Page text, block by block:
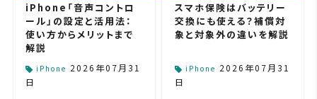
iPhone「音声コントロ
ール」の設定と活用法：
使い方からメリットまで
解説
iPhone 2026年07月31
日
スマホ保険はバッテリー
交換にも使える？補償対
象と対象外の違いを解説
iPhone 2026年07月31
日